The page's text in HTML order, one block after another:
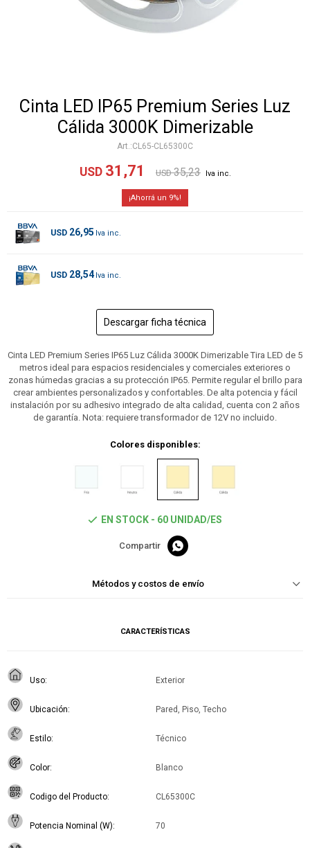
Cinta LED IP65 Premium Series Luz
Cálida 3000K Dimerizable
CL65-CL65300C
USD 31,71 USD 35,23
9
USD 26,95
USD 28,54
Descargar ficha técnica
Cinta LED Premium Series IP65 Luz Cálida 3000K Dimerizable Tira LED de 5
metros ideal para espacios residenciales y comerciales exteriores o
zonas húmedas gracias a su protección IP65. Permite regular el brillo para
crear ambientes personalizados y confortables. De alta potencia y fácil
instalación por su adhesivo integrado de alta calidad, cuenta con 2 años
de garantía. Nota: requiere transformador de 12V no incluido.
Colores disponibles:
EN STOCK - 60 UNIDAD/ES

Métodos y costos de envío
CARACTERÍSTICAS
Uso Exterior
Ubicación Pared, Piso, Techo
Estilo Técnico
Color Blanco
Codigo del Producto CL65300C
Potencia Nominal (W) 70